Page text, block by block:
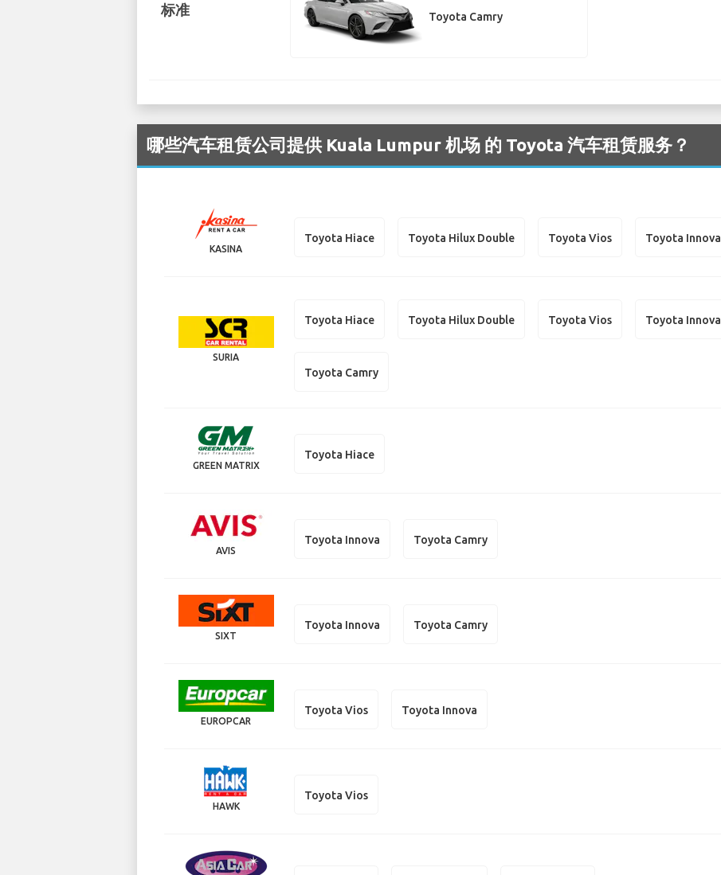
标准 Toyota Camry
哪些汽车租赁公司提供 Kuala Lumpur 机场 的 Toyota 汽车租赁服务？
KASINA
Toyota Hiace Toyota Hilux Double Toyota Vios Toyota Innova
SURIA
Toyota Hiace Toyota Hilux Double Toyota Vios Toyota Innova
Toyota Camry
GREEN MATRIX
Toyota Hiace
AVIS
Toyota Innova Toyota Camry
SIXT
Toyota Innova Toyota Camry
EUROPCAR
Toyota Vios Toyota Innova
HAWK
Toyota Vios